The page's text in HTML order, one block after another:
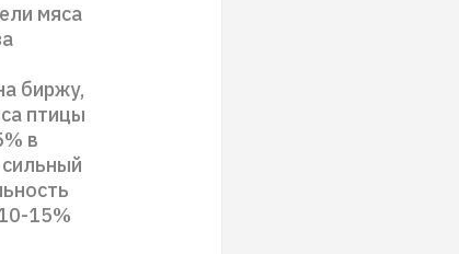
мяса
биржу,
птицы
в
15%